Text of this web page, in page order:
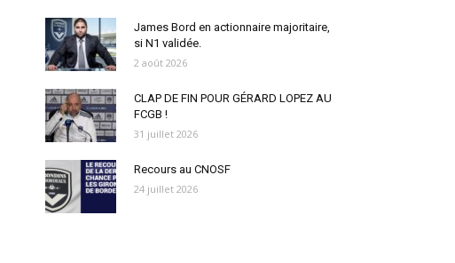
James Bord en actionnaire majoritaire,
si N1 validée.
2 août 2026
CLAP DE FIN POUR GÉRARD LOPEZ AU
FCGB !
31 juillet 2026
Recours au CNOSF
24 juillet 2026